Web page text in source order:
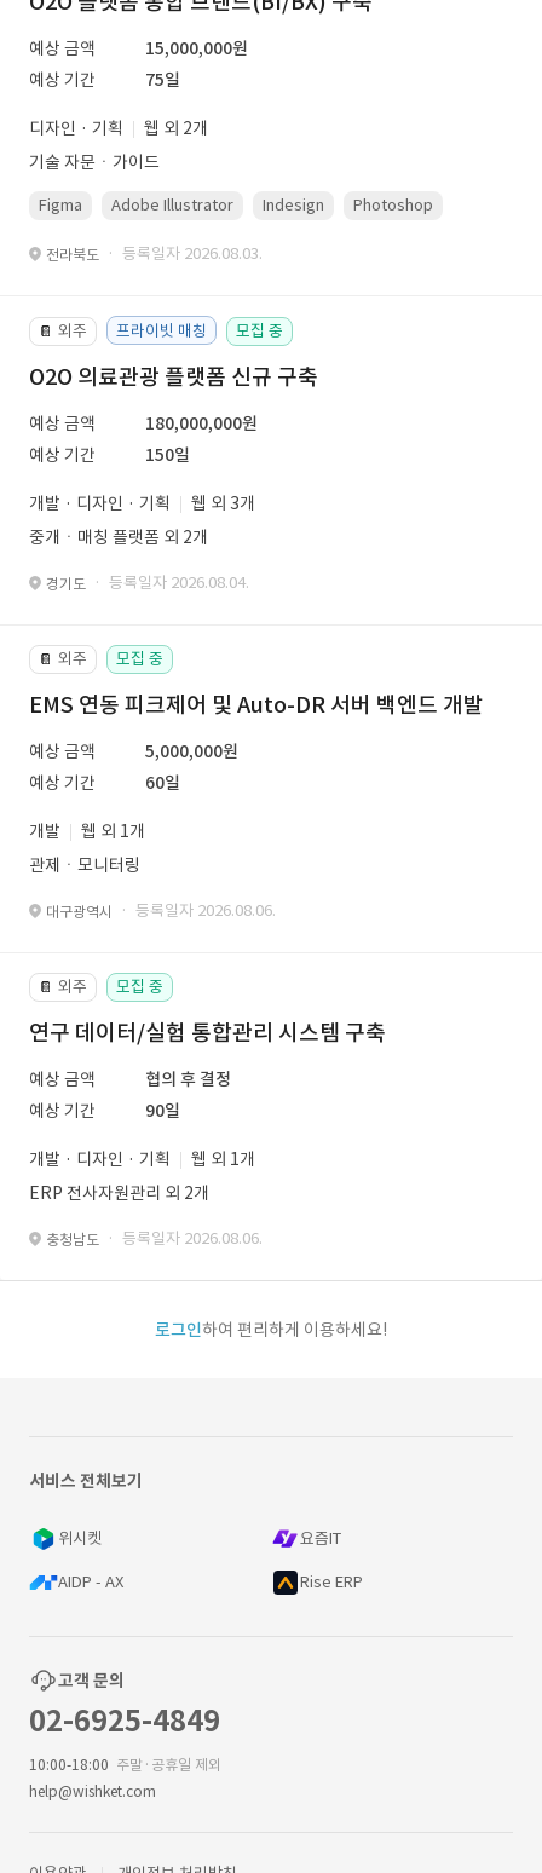
예상 금액
15,000,000원
예상 기간
75일
디자인 · 기획
웹 외 2개
기술 자문ㆍ가이드
Figma Adobe Illustrator Indesign Photoshop
전라북도 · 등록일자 2026.08.03.
📔 외주 프라이빗 매칭 모집 중
O2O 의료관광 플랫폼 신규 구축
예상 금액
180,000,000원
예상 기간
150일
개발 · 디자인 · 기획
웹 외 3개
중개ㆍ매칭 플랫폼 외 2개
경기도 · 등록일자 2026.08.04.
📔 외주 모집 중
EMS 연동 피크제어 및 Auto-DR 서버 백엔드 개발
예상 금액
5,000,000원
예상 기간
60일
개발
웹 외 1개
관제ㆍ모니터링
대구광역시 · 등록일자 2026.08.06.
📔 외주 모집 중
연구 데이터/실험 통합관리 시스템 구축
예상 금액
협의 후 결정
예상 기간
90일
개발 · 디자인 · 기획
웹 외 1개
ERP 전사자원관리 외 2개
충청남도 · 등록일자 2026.08.06.
로그인하여 편리하게 이용하세요!
서비스 전체보기
위시켓 요즘IT
AIDP - AX Rise ERP
고객 문의
02-6925-4849
10:00-18:00 주말·공휴일 제외
help@wishket.com